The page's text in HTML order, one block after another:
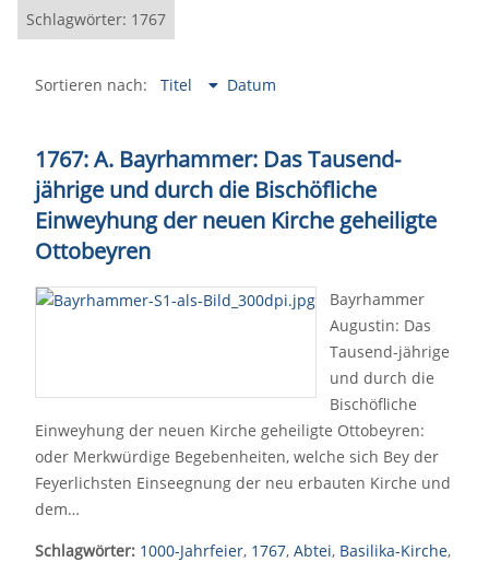
Schlagwörter: 1767
Sortieren nach: Titel Datum
1767: A. Bayrhammer: Das Tausend-
jährige und durch die Bischöfliche
Einweyhung der neuen Kirche geheiligte
Ottobeyren
Bayrhammer
Augustin: Das
Tausend-jährige
und durch die
Bischöfliche
Einweyhung der neuen Kirche geheiligte Ottobeyren:
oder Merkwürdige Begebenheiten, welche sich Bey der
Feyerlichsten Einseegnung der neu erbauten Kirche und
dem…
Schlagwörter: 1000-Jahrfeier, 1767, Abtei, Basilika-Kirche,